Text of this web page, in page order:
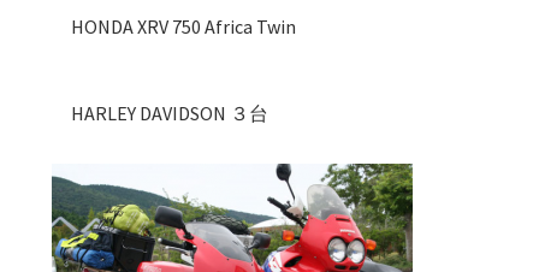
HONDA XRV 750 Africa Twin
HARLEY DAVIDSON ３台